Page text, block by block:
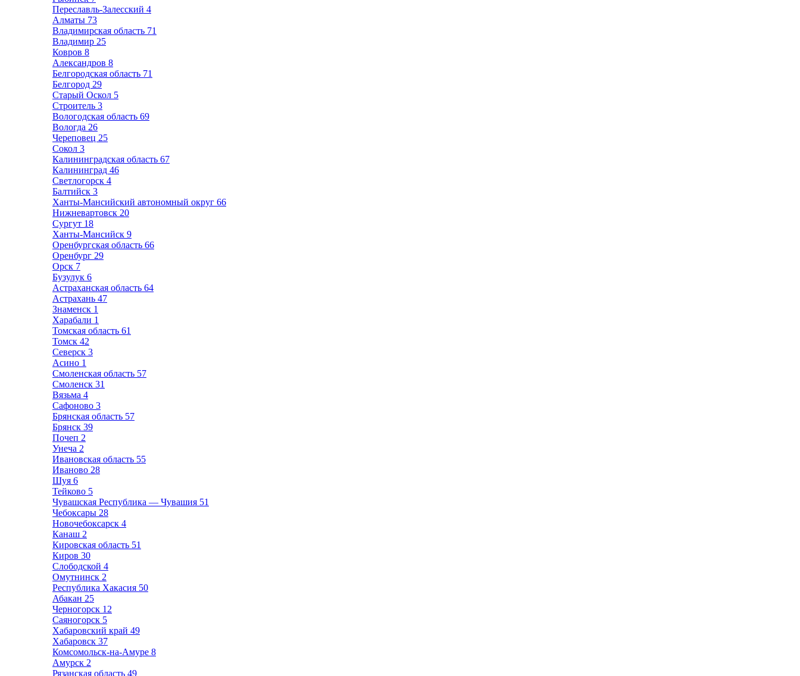
Переславль-Залесский 4
Алматы 73
Владимирская область 71
Владимир 25
Ковров 8
Александров 8
Белгородская область 71
Белгород 29
Старый Оскол 5
Строитель 3
Вологодская область 69
Вологда 26
Череповец 25
Сокол 3
Калининградская область 67
Калининград 46
Светлогорск 4
Балтийск 3
Ханты-Мансийский автономный округ 66
Нижневартовск 20
Сургут 18
Ханты-Мансийск 9
Оренбургская область 66
Оренбург 29
Орск 7
Бузулук 6
Астраханская область 64
Астрахань 47
Знаменск 1
Харабали 1
Томская область 61
Томск 42
Северск 3
Асино 1
Смоленская область 57
Смоленск 31
Вязьма 4
Сафоново 3
Брянская область 57
Брянск 39
Почеп 2
Унеча 2
Ивановская область 55
Иваново 28
Шуя 6
Тейково 5
Чувашская Республика — Чувашия 51
Чебоксары 28
Новочебоксарск 4
Канаш 2
Кировская область 51
Киров 30
Слободской 4
Омутнинск 2
Республика Хакасия 50
Абакан 25
Черногорск 12
Саяногорск 5
Хабаровский край 49
Хабаровск 37
Комсомольск-на-Амуре 8
Амурск 2
Рязанская область 49